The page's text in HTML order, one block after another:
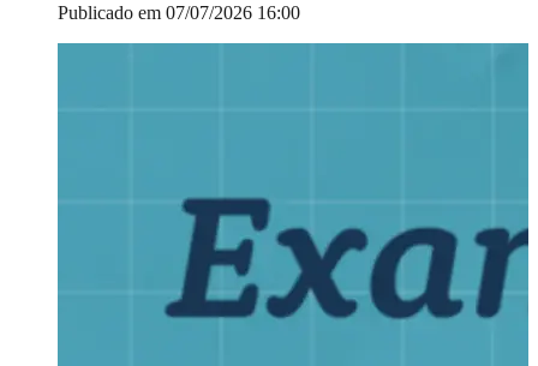
Publicado em 07/07/2026 16:00